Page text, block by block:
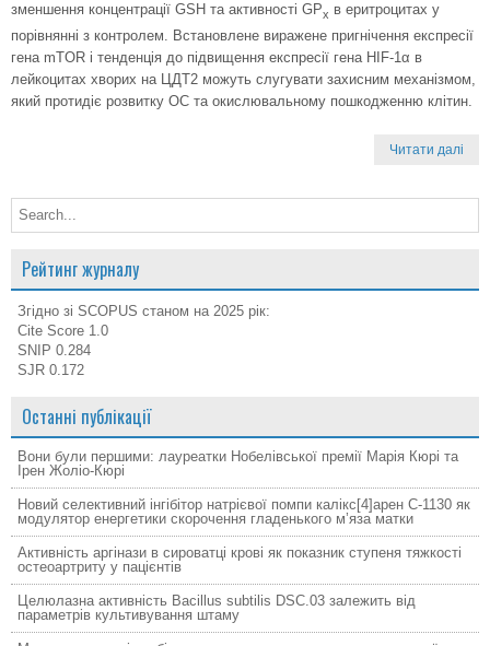
зменшення концентрації GSH та активності GPx в еритроцитах у
порівнянні з контролем. Встановлене виражене пригнічення експресії
гена mTOR і тенденція до підвищення експресії гена HIF-1α в
лейкоцитах хворих на ЦДТ2 можуть слугувати захисним механізмом,
який протидіє розвитку ОС та окислювальному пошкодженню клітин.
Читати далі
Рейтинг журналу
Згідно зі SCOPUS станом на 2025 рік:
Cite Score 1.0
SNIP 0.284
SJR 0.172
Останні публікації
Вони були першими: лауреатки Нобелівської премії Марія Кюрі та
Ірен Жоліо-Кюрі
Новий cелективний інгібітор натрієвої помпи калікс[4]арен C-1130 як
модулятор енергетики скорочення гладенького м’яза матки
Активність аргінази в сироватці крові як показник ступеня тяжкості
остеоартриту у пацієнтів
Целюлазна активність Bacillus subtilis DSC.03 залежить від
параметрів культивування штаму